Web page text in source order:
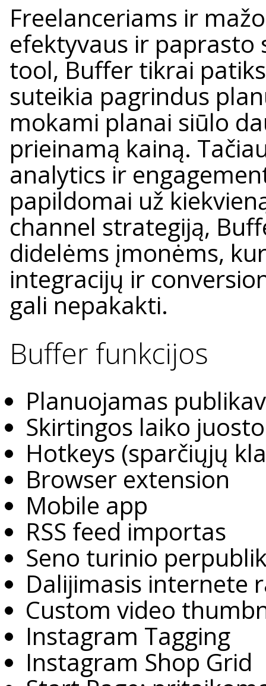
Freelanceriams ir
efektyvaus ir paprasto
tool, Buffer tikrai
suteikia pagrindus
mokami planai siūlo
prieinamą kainą.
analytics ir
papildomai už
channel strategiją,
didelėms įmonėms,
integracijų ir
gali nepakakti.
Buffer funkcijos
Planuojamas
Skirtingos laiko
Hotkeys (sparčiųjų
Browser extension
Mobile app
RSS feed importas
Seno turinio
Dalijimasis internete
Custom video
Instagram Tagging
Instagram Shop Grid